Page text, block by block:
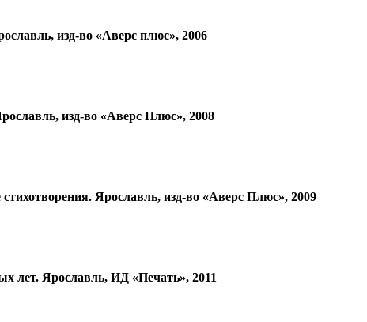
изд-во «Аверс плюс», 2006
изд-во «Аверс Плюс», 2008
Ярославль, изд-во «Аверс Плюс», 2009
Ярославль, ИД «Печать», 2011